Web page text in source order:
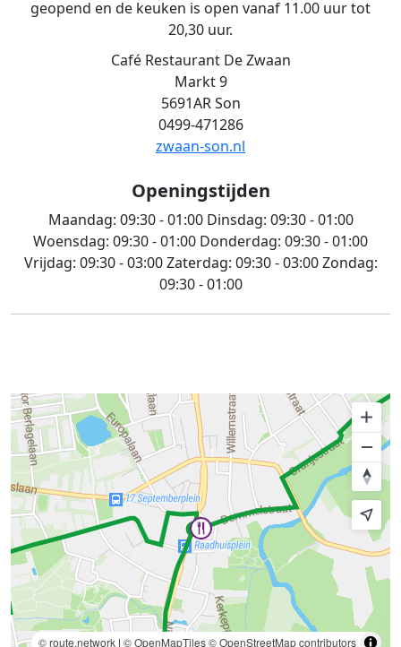
geopend en de keuken is open vanaf 11.00 uur tot
20,30 uur.
Café Restaurant De Zwaan
Markt 9
5691AR Son
0499-471286
zwaan-son.nl
Openingstijden
Maandag: 09:30 - 01:00Dinsdag: 09:30 - 01:00
Woensdag: 09:30 - 01:00 Donderdag: 09:30 - 01:00
Vrijdag: 09:30 - 03:00Zaterdag: 09:30 - 03:00Zondag:
09:30 - 01:00
© route.network | © OpenMapTiles© OpenStreetMap contributors